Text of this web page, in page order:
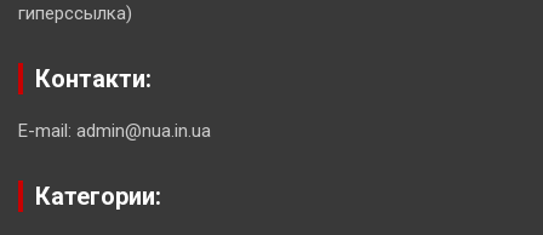
гиперссылка)
Контакти:
E-mail: admin@nua.in.ua
Категории: